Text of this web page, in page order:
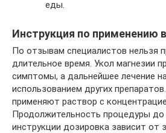
еды.
Инструкция по применению
По отзывам специалистов нельзя
длительное время. Укол магнезии
симптомы, а дальнейшее лечение
использованием других
применяют раствор с
Продолжительность процедуры до
инструкции дозировка зависит от